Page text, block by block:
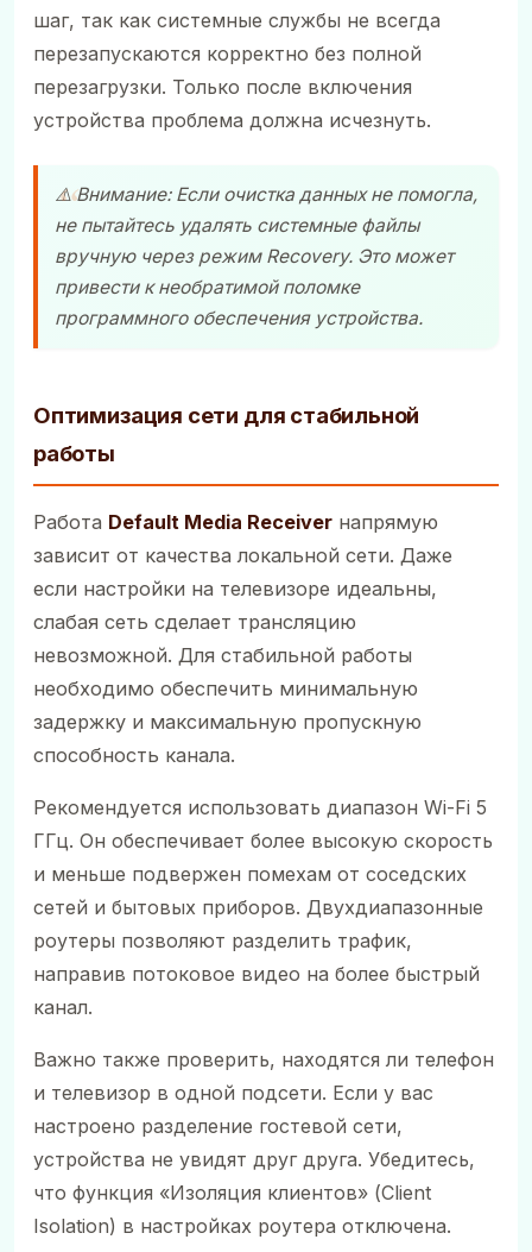
шаг, так как системные службы не всегда
перезапускаются корректно без полной
перезагрузки. Только после включения
устройства проблема должна исчезнуть.
⚠️ Внимание: Если очистка данных не помогла,
не пытайтесь удалять системные файлы
вручную через режим Recovery. Это может
привести к необратимой поломке
программного обеспечения устройства.
Оптимизация сети для стабильной
работы
Работа Default Media Receiver напрямую
зависит от качества локальной сети. Даже
если настройки на телевизоре идеальны,
слабая сеть сделает трансляцию
невозможной. Для стабильной работы
необходимо обеспечить минимальную
задержку и максимальную пропускную
способность канала.
Рекомендуется использовать диапазон Wi-Fi 5
ГГц. Он обеспечивает более высокую скорость
и меньше подвержен помехам от соседских
сетей и бытовых приборов. Двухдиапазонные
роутеры позволяют разделить трафик,
направив потоковое видео на более быстрый
канал.
Важно также проверить, находятся ли телефон
и телевизор в одной подсети. Если у вас
настроено разделение гостевой сети,
устройства не увидят друг друга. Убедитесь,
что функция «Изоляция клиентов» (Client
Isolation) в настройках роутера отключена.